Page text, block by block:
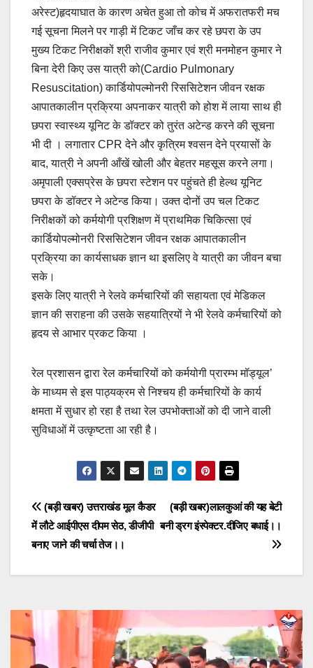
अरेस्ट)हृदयाघात के कारण अचेत हुआ तो कोच में अफरातफरी मच
गई सूचना मिलने पर गाड़ी में टिकट जाँच कर रहे छपरा के उप
मुख्य टिकट निरीक्षकों श्री राजीव कुमार एवं श्री मनमोहन कुमार ने
बिना देरी किए उस यात्री को(Cardio Pulmonary
Resuscitation) कार्डियोपल्मोनरी रिससिटेशन जीवन रक्षक
आपातकालीन प्रक्रिया अपनाकर यात्री को होश में लाया साथ ही
छपरा स्वास्थ्य यूनिट के डॉक्टर को तुरंत अटेन्ड करने की सूचना
भी दी । लगातार CPR देने और कृत्रिम श्वसन देने प्रयासों के
बाद, यात्री ने अपनी आँखें खोली और बेहतर महसूस करने लगा।
अमृपाली एक्सप्रेस के छपरा स्टेशन पर पहुंचते ही हेल्थ यूनिट
छपरा के डॉक्टर ने अटेन्ड किया। उक्त दोनों उप चल टिकट
निरीक्षकों को कर्मयोगी प्रशिक्षण में प्राथमिक चिकित्सा एवं
कार्डियोपल्मोनरी रिससिटेशन जीवन रक्षक आपातकालीन
प्रक्रिया का कार्यसाधक ज्ञान था इसलिए वे यात्री का जीवन बचा
सके।
इसके लिए यात्री ने रेलवे कर्मचारियों की सहायता एवं मेडिकल
ज्ञान की सराहना की उसके सहयात्रियों ने भी रेलवे कर्मचारियों को
हृदय से आभार प्रकट किया ।
रेल प्रशासन द्वारा रेल कर्मचारियों को कर्मयोगी प्रारम्भ मॉड्यूल’
के माध्यम से इस पाठ्यक्रम से निश्चय ही कर्मचारियों के कार्य
क्षमता में सुधार हो रहा है तथा रेल उपभोक्ताओं को दी जाने वाली
सुविधाओं में उत्कृष्टता आ रही है।
Post
navigation
(बड़ी खबर)लालकुआं की यह बेटी
बनी ड्रग इंस्पेक्टर.दीजिए बधाई।।
(बड़ी खबर) उत्तराखंड मूल कैडर
में लौटे आईपीएस दीपम सेठ, डीजीपी
बनाए जाने की चर्चा तेज।।